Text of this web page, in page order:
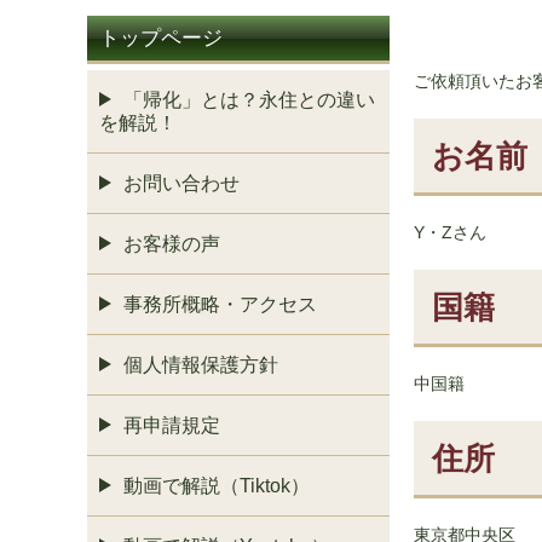
ご依頼頂いたお
お名前
Y・Zさん
国籍
中国籍
住所
東京都中央区
トップページ
「帰化」とは？永住との違い
を解説！
お問い合わせ
お客様の声
事務所概略・アクセス
個人情報保護方針
再申請規定
動画で解説（Tiktok）